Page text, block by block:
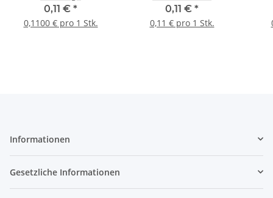
0,11 € *
0,1100 € pro 1 Stk.
0,11 € *
0,11 € pro 1 Stk.
Informationen
Gesetzliche Informationen